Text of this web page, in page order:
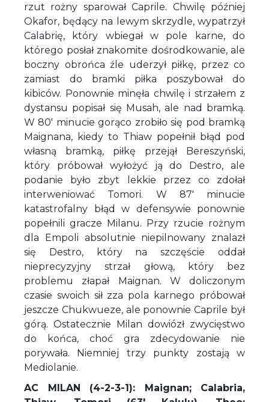
rzut rożny sparował Caprile. Chwilę później
Okafor, będący na lewym skrzydle, wypatrzył
Calabrię, który wbiegał w pole karne, do
którego posłał znakomite dośrodkowanie, ale
boczny obrońca źle uderzył piłkę, przez co
zamiast do bramki piłka poszybował do
kibiców. Ponownie minęła chwilę i strzałem z
dystansu popisał się Musah, ale nad bramką.
W 80' minucie gorąco zrobiło się pod bramką
Maignana, kiedy to Thiaw popełnił błąd pod
własną bramką, piłkę przejął Bereszyński,
który próbował wyłożyć ją do Destro, ale
podanie było zbyt lekkie przez co zdołał
interweniować Tomori. W 87' minucie
katastrofalny błąd w defensywie ponownie
popełnili gracze Milanu. Przy rzucie rożnym
dla Empoli absolutnie niepilnowany znalazł
się Destro, który na szczęście oddał
nieprecyzyjny strzał głową, który bez
problemu złapał Maignan. W doliczonym
czasie swoich sił zza pola karnego próbował
jeszcze Chukwueze, ale ponownie Caprile był
górą. Ostatecznie Milan dowiózł zwycięstwo
do końca, choć gra zdecydowanie nie
porywała. Niemniej trzy punkty zostają w
Mediolanie.
AC MILAN (4-2-3-1): Maignan; Calabria,